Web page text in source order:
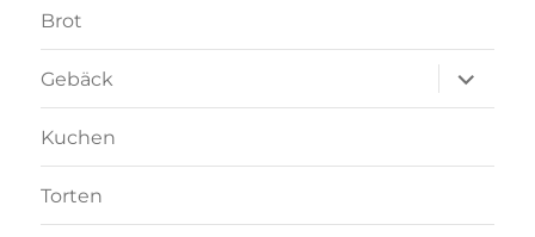
Brot
Gebäck
anzeigen
Kuchen
Torten